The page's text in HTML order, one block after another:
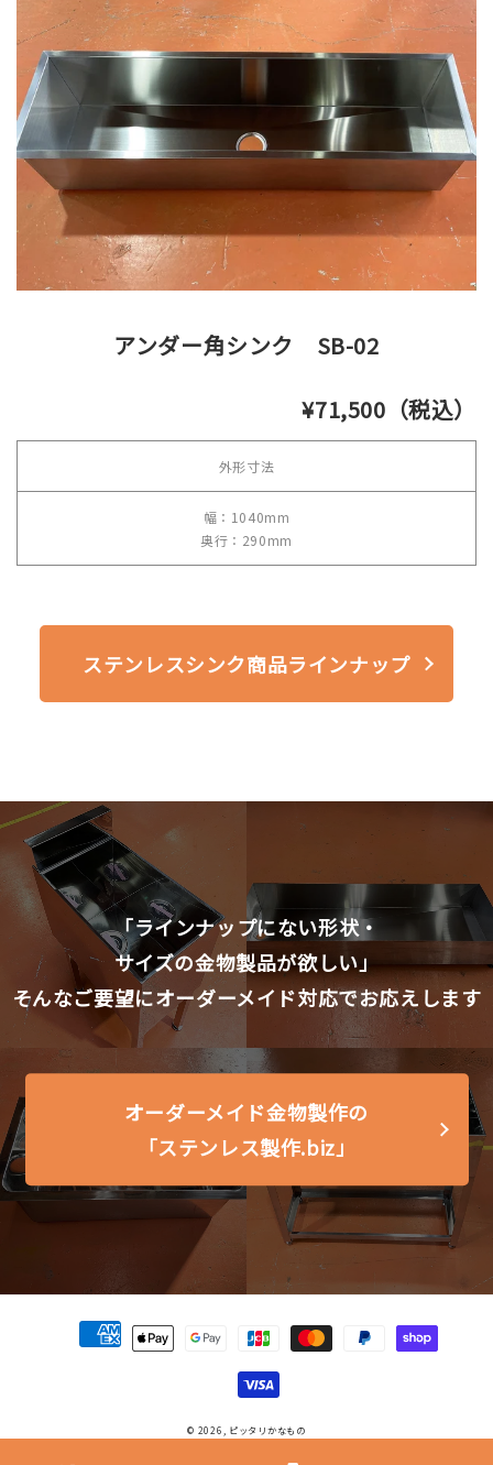
アンダー角シンク SB-02
¥71,500（税込）
外形寸法
幅：1040mm
奥行：290mm
ステンレスシンク商品ラインナップ
「ラインナップにない形状・
サイズの金物製品が欲しい」
そんなご要望にオーダーメイド対応でお応えします
オーダーメイド金物製作の
「ステンレス製作.biz」
© 2026, ピッタリかなもの